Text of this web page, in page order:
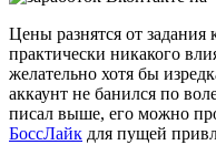
Цены разнятся от задания
практически никакого
желательно хотя бы
аккаунт не банился по
писал выше, его можно
БоссЛайк для пущей